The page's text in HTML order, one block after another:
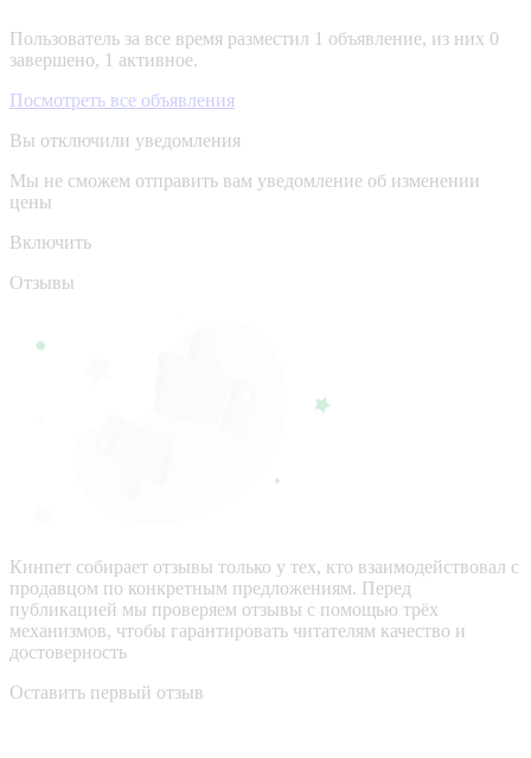
Пользователь за все время разместил 1 объявление, из них 0
завершено, 1 активное.
Посмотреть все объявления
Вы отключили уведомления
Мы не сможем отправить вам уведомление об изменении
цены
Включить
Отзывы
Кинпет собирает отзывы только у тех, кто взаимодействовал с
продавцом по конкретным предложениям. Перед
публикацией мы проверяем отзывы с помощью трёх
механизмов, чтобы гарантировать читателям качество и
достоверность
Оставить первый отзыв